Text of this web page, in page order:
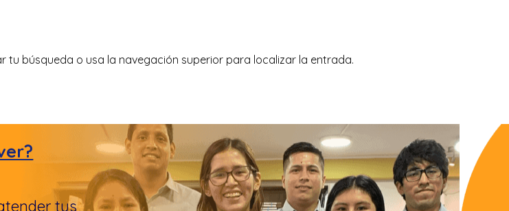
búsqueda o usa la navegación superior para localizar la entrada.
tus